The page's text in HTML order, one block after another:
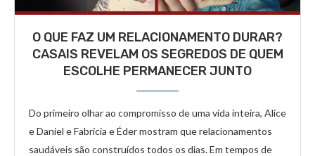
O QUE FAZ UM RELACIONAMENTO DURAR?
CASAIS REVELAM OS SEGREDOS DE QUEM
ESCOLHE PERMANECER JUNTO
Do primeiro olhar ao compromisso de uma vida inteira, Alice
e Daniel e Fabrícia e Éder mostram que relacionamentos
saudáveis são construídos todos os dias. Em tempos de